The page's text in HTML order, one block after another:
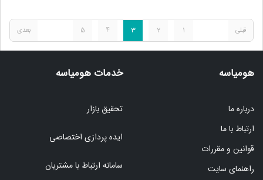
قبلی 1
2
3
4
5 بعدی
هومیاسه
درباره ما
ارتباط با ما
قوانین و مقررات
راهنمای سایت
خدمات هومیاسه
تحقیق بازار
ایده پردازی اختصاصی
سامانه ارتباط با مشتریان